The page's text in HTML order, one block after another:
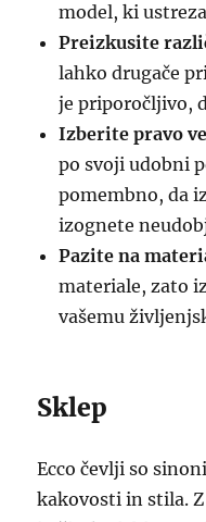
model, ki
Preizkusite
lahko drugače
je priporočljivo,
Izberite pravo
po svoji udobni
pomembno, da
izognete
Pazite na
materiale, zato
vašemu
Sklep
Ecco čevlji so
kakovosti in stila.